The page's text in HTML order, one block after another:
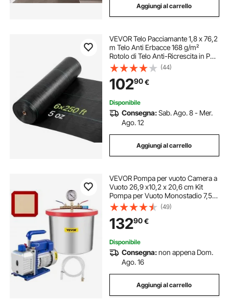
Aggiungi al carrello
VEVOR Telo Pacciamante 1,8 x 76,2
m Telo Anti Erbacce 168 g/m²
Rotolo di Telo Anti-Ricrescita in PP
Tessuto per Protezione Contro le
Erbacce, Copertura del Terreno,
Giardino, Orto, Prato, Nero
(44)
10290€
Disponibile
Consegna:Sab. Ago. 8 - Mer.
Ago. 12
Aggiungi al carrello
VEVOR Pompa per vuoto Camera a
Vuoto 26,9 x10,2 x 20,6 cm Kit
Pompa per Vuoto Monostadio 7,57
L Degasaggio Epossidico in
Silicone con Pompa per Vuoto
Monostadio, Spostamento d'Aria
113,26 L/min
(49)
13290€
Disponibile
Consegna:non appena Dom.
Ago. 16
Aggiungi al carrello